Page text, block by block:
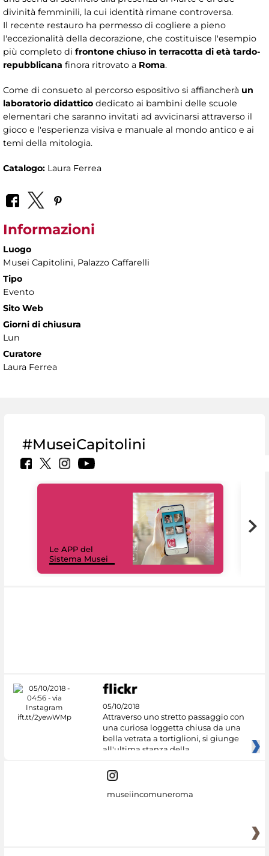
divinità femminili, la cui identità rimane controversa.
Il recente restauro ha permesso di cogliere a pieno
l'eccezionalità della decorazione, che costituisce l'esempio
più completo di frontone chiuso in terracotta di età tardo-
repubblicana finora ritrovato a Roma.
Come di consueto al percorso espositivo si affiancherà un
laboratorio didattico dedicato ai bambini delle scuole
elementari che saranno invitati ad avvicinarsi attraverso il
gioco e l'esperienza visiva e manuale al mondo antico e ai
temi della mitologia.
Catalogo: Laura Ferrea
Informazioni
Luogo
Musei Capitolini, Palazzo Caffarelli
Tipo
Evento
Sito Web
Giorni di chiusura
Lun
Curatore
Laura Ferrea
#MuseiCapitolini
Le APP del
Sistema Musei
05/10/2018
Attraverso uno stretto passaggio con
una curiosa loggetta chiusa da una
bella vetrata a tortiglioni, si giunge
all'ultima stanza della
museiincomuneroma